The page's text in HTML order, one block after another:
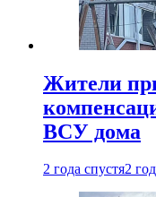
Жители
ВСУ дома
2 года спустя2